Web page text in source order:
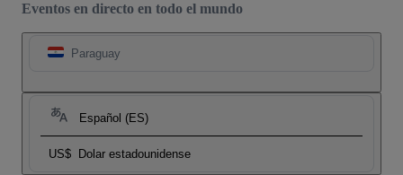
Eventos en directo en todo el mundo
Paraguay
Español (ES)
US$ Dolar estadounidense